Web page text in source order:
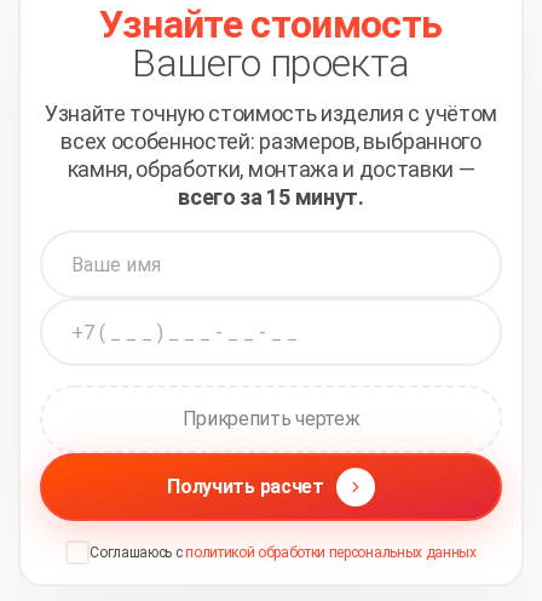
Узнайте стоимость
Вашего проекта
Узнайте точную стоимость изделия с учётом
всех особенностей: размеров, выбранного
камня, обработки, монтажа и доставки —
всего за 15 минут.
Прикрепить чертеж
Получить расчет
Соглашаюсь с политикой обработки персональных данных